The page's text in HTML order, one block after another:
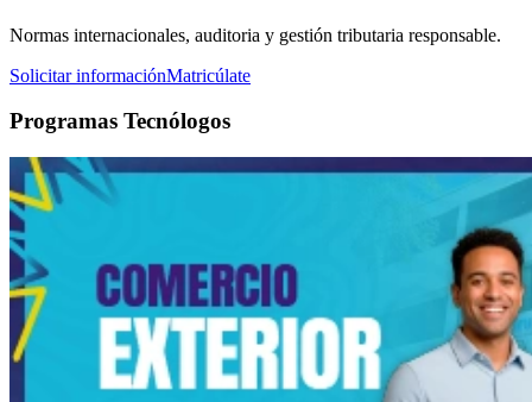
Normas internacionales, auditoria y gestión tributaria responsable.
Solicitar informaciónMatricúlate
Programas Tecnólogos